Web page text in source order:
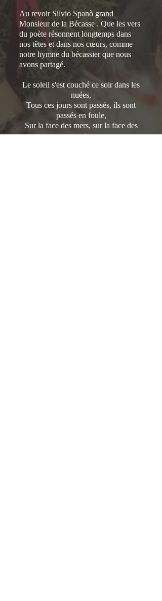
Au revoir Silvio Spanò grand
Monsieur de la Bécasse . Que les vers
du poète résonnent longtemps dans
nos têtes et dans nos cœurs, comme
notre hymne du bécassier que nous
avons partagé.
Le soleil s'est couché ce soir dans les
nuées,
Tous ces jours sont passés, ils sont
passés en foule,
Sur la face des mers, sur la face des
monts,